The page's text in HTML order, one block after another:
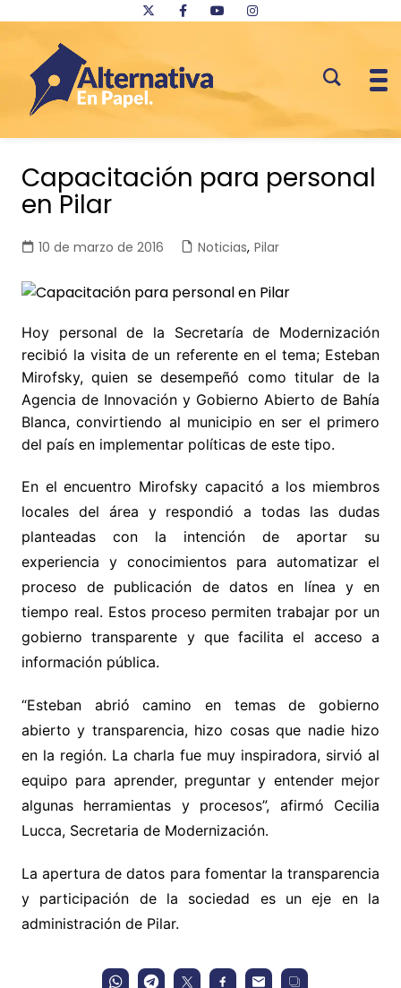
contenido
Capacitación para personal
en Pilar
10 de marzo de 2016 Noticias, Pilar
Hoy personal de la Secretaría de Modernización
recibió la visita de un referente en el tema; Esteban
Mirofsky, quien se desempeñó como titular de la
Agencia de Innovación y Gobierno Abierto de Bahía
Blanca, convirtiendo al municipio en ser el primero
del país en implementar políticas de este tipo.
En el encuentro Mirofsky capacitó a los miembros
locales del área y respondió a todas las dudas
planteadas con la intención de aportar su
experiencia y conocimientos para automatizar el
proceso de publicación de datos en línea y en
tiempo real. Estos proceso permiten trabajar por un
gobierno transparente y que facilita el acceso a
información pública.
“Esteban abrió camino en temas de gobierno
abierto y transparencia, hizo cosas que nadie hizo
en la región. La charla fue muy inspiradora, sirvió al
equipo para aprender, preguntar y entender mejor
algunas herramientas y procesos”, afirmó Cecilia
Lucca, Secretaria de Modernización.
La apertura de datos para fomentar la transparencia
y participación de la sociedad es un eje en la
administración de Pilar.